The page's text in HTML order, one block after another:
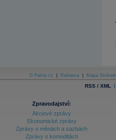
O Patria.cz Reklama Mapa Stránek
RSS / XML |
Zpravodajství:
Akciové zprávy
Ekonomické zprávy
Zprávy o měnách a sazbách
Zprávy o komoditách